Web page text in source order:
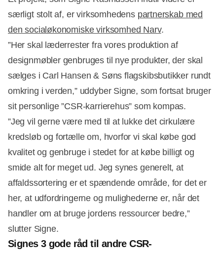
særligt stolt af, er virksomhedens partnerskab med
den socialøkonomiske virksomhed Narv.
”Her skal læderrester fra vores produktion af
designmøbler genbruges til nye produkter, der skal
sælges i Carl Hansen & Søns flagskibsbutikker rundt
omkring i verden,” uddyber Signe, som fortsat bruger
sit personlige ”CSR-karrierehus” som kompas.
”Jeg vil gerne være med til at lukke det cirkulære
kredsløb og fortælle om, hvorfor vi skal købe god
kvalitet og genbruge i stedet for at købe billigt og
smide alt for meget ud. Jeg synes generelt, at
affaldssortering er et spændende område, for det er
her, at udfordringerne og mulighederne er, når det
handler om at bruge jordens ressourcer bedre,”
slutter Signe.
Signes 3 gode råd til andre CSR-